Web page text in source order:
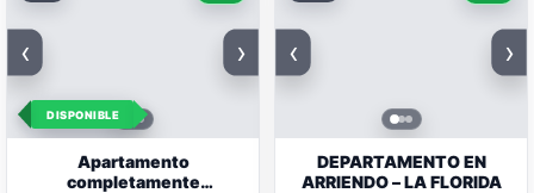
DISPONIBLE
‹ ›
Apartamento
completamente
‹ ›
DEPARTAMENTO EN
ARRIENDO – LA FLORIDA